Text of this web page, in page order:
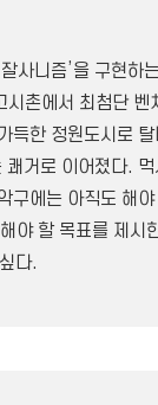
사니즘’을 구현하
촌에서 최첨단 벤
득한 정원도시로
거로 이어졌다.
구에는 아직도 해
야 할 목표를 제시
다.